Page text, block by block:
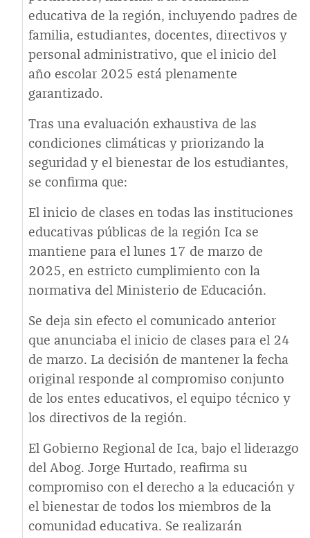
educativa de la región, incluyendo padres de
familia, estudiantes, docentes, directivos y
personal administrativo, que el inicio del
año escolar 2025 está plenamente
garantizado.
Tras una evaluación exhaustiva de las
condiciones climáticas y priorizando la
seguridad y el bienestar de los estudiantes,
se confirma que:
El inicio de clases en todas las instituciones
educativas públicas de la región Ica se
mantiene para el lunes 17 de marzo de
2025, en estricto cumplimiento con la
normativa del Ministerio de Educación.
Se deja sin efecto el comunicado anterior
que anunciaba el inicio de clases para el 24
de marzo. La decisión de mantener la fecha
original responde al compromiso conjunto
de los entes educativos, el equipo técnico y
los directivos de la región.
El Gobierno Regional de Ica, bajo el liderazgo
del Abog. Jorge Hurtado, reafirma su
compromiso con el derecho a la educación y
el bienestar de todos los miembros de la
comunidad educativa. Se realizarán